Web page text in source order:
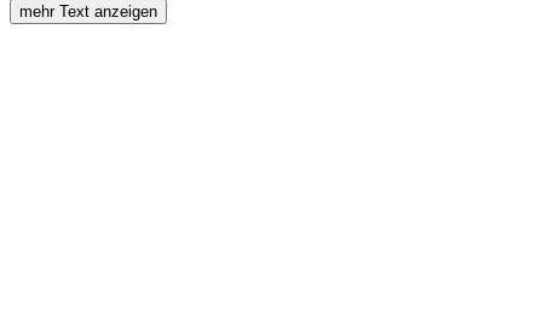
mehr Text anzeigen